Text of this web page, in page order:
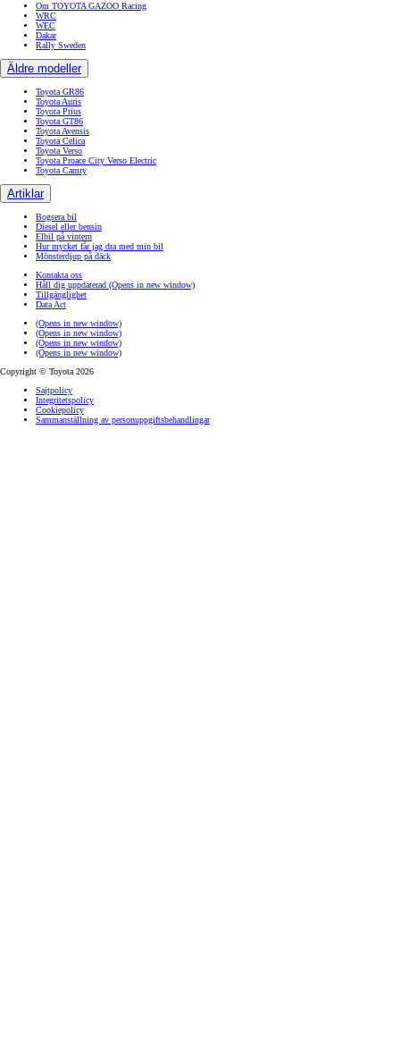
Om TOYOTA GAZOO Racing
WRC
WEC
Dakar
Rally Sweden
Äldre modeller
Toyota GR86
Toyota Auris
Toyota Prius
Toyota GT86
Toyota Avensis
Toyota Celica
Toyota Verso
Toyota Proace City Verso Electric
Toyota Camry
Artiklar
Bogsera bil
Diesel eller bensin
Elbil på vintern
Hur mycket får jag dra med min bil
Mönsterdjup på däck
Kontakta oss
Håll dig uppdaterad (Opens in new window)
Tillgänglighet
Data Act
(Opens in new window)
(Opens in new window)
(Opens in new window)
(Opens in new window)
Copyright © Toyota 2026
Sajtpolicy
Integritetspolicy
Cookiepolicy
Sammanställning av personuppgiftsbehandlingar